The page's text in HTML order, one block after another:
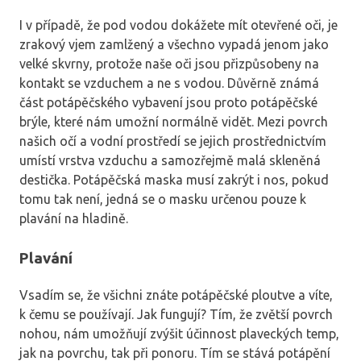
I v případě, že pod vodou dokážete mít otevřené oči, je
zrakový vjem zamlžený a všechno vypadá jenom jako
velké skvrny, protože naše oči jsou přizpůsobeny na
kontakt se vzduchem a ne s vodou. Důvěrně známá
část potápěčského vybavení jsou proto potápěčské
brýle, které nám umožní normálně vidět. Mezi povrch
našich očí a vodní prostředí se jejich prostřednictvím
umístí vrstva vzduchu a samozřejmě malá skleněná
destička. Potápěčská maska musí zakrýt i nos, pokud
tomu tak není, jedná se o masku určenou pouze k
plavání na hladině.
Plavání
Vsadím se, že všichni znáte potápěčské ploutve a víte,
k čemu se používají. Jak fungují? Tím, že zvětší povrch
nohou, nám umožňují zvýšit účinnost plaveckých temp,
jak na povrchu, tak při ponoru. Tím se stává potápění